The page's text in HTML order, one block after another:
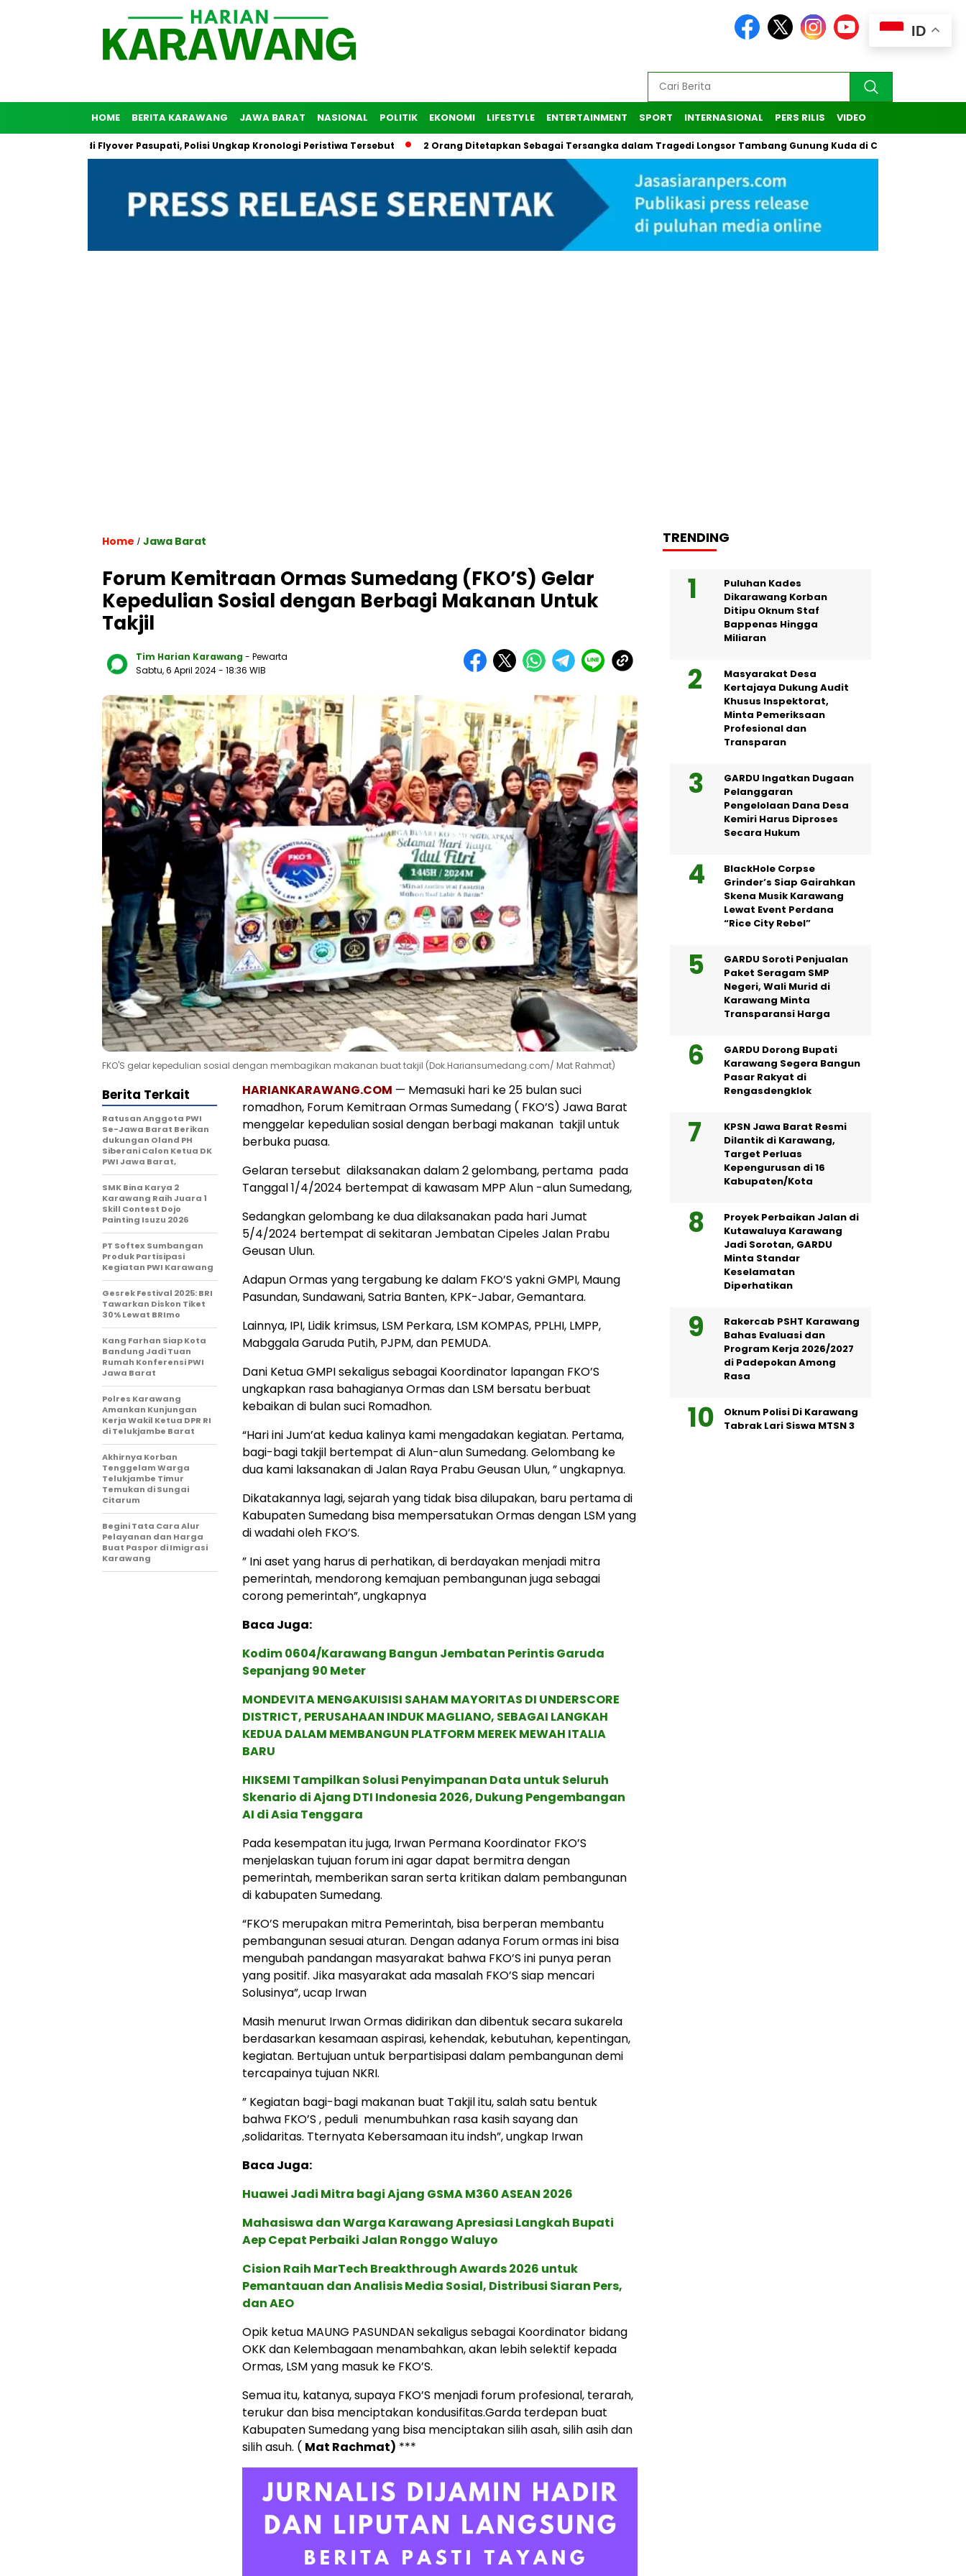
HOME BERITA KARAWANG JAWA BARAT NASIONAL POLITIK EKONOMI LIFESTYLE ENTERTAINMENT SPORT INTERNASIONAL PERS RILIS VIDEO
Diri di Flyover Pasupati, Polisi Ungkap Kronologi Peristiwa Tersebut 2 Orang Ditetapkan Sebagai Tersangka dalam Tragedi Longsor Tambang Gunung Kuda di Cirebon
Home / Jawa Barat
Forum Kemitraan Ormas Sumedang (FKO’S) Gelar
Kepedulian Sosial dengan Berbagi Makanan Untuk
Takjil
Tim Harian Karawang - Pewarta
Sabtu, 6 April 2024- 18:36 WIB
FKO'S gelar kepedulian sosial dengan membagikan makanan buat takjil (Dok.Hariansumedang.com/ Mat Rahmat)
HARIANKARAWANG.COM — Memasuki hari ke 25 bulan suci
romadhon, Forum Kemitraan Ormas Sumedang ( FKO’S) Jawa Barat
menggelar kepedulian sosial dengan berbagi makanan takjil untuk
berbuka puasa.
Gelaran tersebut dilaksanakan dalam 2 gelombang, pertama pada
Tanggal 1/4/2024 bertempat di kawasam MPP Alun -alun Sumedang,
Sedangkan gelombang ke dua dilaksanakan pada hari Jumat
5/4/2024 bertempat di sekitaran Jembatan Cipeles Jalan Prabu
Geusan Ulun.
Adapun Ormas yang tergabung ke dalam FKO’S yakni GMPI, Maung
Pasundan, Sundawani, Satria Banten, KPK-Jabar, Gemantara.
Lainnya, IPI, Lidik krimsus, LSM Perkara, LSM KOMPAS, PPLHI, LMPP,
Mabggala Garuda Putih, PJPM, dan PEMUDA.
Dani Ketua GMPI sekaligus sebagai Koordinator lapangan FKO’S
ungkapkan rasa bahagianya Ormas dan LSM bersatu berbuat
kebaikan di bulan suci Romadhon.
“Hari ini Jum’at kedua kalinya kami mengadakan kegiatan. Pertama,
bagi-bagi takjil bertempat di Alun-alun Sumedang. Gelombang ke
dua kami laksanakan di Jalan Raya Prabu Geusan Ulun, ” ungkapnya.
Dikatakannya lagi, sejarah yang tidak bisa dilupakan, baru pertama di
Kabupaten Sumedang bisa mempersatukan Ormas dengan LSM yang
di wadahi oleh FKO’S.
” Ini aset yang harus di perhatikan, di berdayakan menjadi mitra
pemerintah, mendorong kemajuan pembangunan juga sebagai
corong pemerintah”, ungkapnya
Baca Juga:
Kodim 0604/Karawang Bangun Jembatan Perintis Garuda
Sepanjang 90 Meter
MONDEVITA MENGAKUISISI SAHAM MAYORITAS DI UNDERSCORE
DISTRICT, PERUSAHAAN INDUK MAGLIANO, SEBAGAI LANGKAH
KEDUA DALAM MEMBANGUN PLATFORM MEREK MEWAH ITALIA
BARU
HIKSEMI Tampilkan Solusi Penyimpanan Data untuk Seluruh
Skenario di Ajang DTI Indonesia 2026, Dukung Pengembangan
AI di Asia Tenggara
Pada kesempatan itu juga, Irwan Permana Koordinator FKO’S
menjelaskan tujuan forum ini agar dapat bermitra dengan
pemerintah, memberikan saran serta kritikan dalam pembangunan
di kabupaten Sumedang.
“FKO’S merupakan mitra Pemerintah, bisa berperan membantu
pembangunan sesuai aturan. Dengan adanya Forum ormas ini bisa
mengubah pandangan masyarakat bahwa FKO’S ini punya peran
yang positif. Jika masyarakat ada masalah FKO’S siap mencari
Solusinya”, ucap Irwan
Masih menurut Irwan Ormas didirikan dan dibentuk secara sukarela
berdasarkan kesamaan aspirasi, kehendak, kebutuhan, kepentingan,
kegiatan. Bertujuan untuk berpartisipasi dalam pembangunan demi
tercapainya tujuan NKRI.
” Kegiatan bagi-bagi makanan buat Takjil itu, salah satu bentuk
bahwa FKO’S , peduli menumbuhkan rasa kasih sayang dan
,solidaritas. Tternyata Kebersamaan itu indsh”, ungkap Irwan
Baca Juga:
Huawei Jadi Mitra bagi Ajang GSMA M360 ASEAN 2026
Mahasiswa dan Warga Karawang Apresiasi Langkah Bupati
Aep Cepat Perbaiki Jalan Ronggo Waluyo
Cision Raih MarTech Breakthrough Awards 2026 untuk
Pemantauan dan Analisis Media Sosial, Distribusi Siaran Pers,
dan AEO
Opik ketua MAUNG PASUNDAN sekaligus sebagai Koordinator bidang
OKK dan Kelembagaan menambahkan, akan lebih selektif kepada
Ormas, LSM yang masuk ke FKO’S.
Semua itu, katanya, supaya FKO’S menjadi forum profesional, terarah,
terukur dan bisa menciptakan kondusifitas.Garda terdepan buat
Kabupaten Sumedang yang bisa menciptakan silih asah, silih asih dan
silih asuh. ( Mat Rachmat) ***
Berita Terkait
Ratusan Anggota PWI
Se-Jawa Barat Berikan
dukungan Oland PH
Siberani Calon Ketua DK
PWI Jawa Barat,
SMK Bina Karya 2
Karawang Raih Juara 1
Skill Contest Dojo
Painting Isuzu 2026
PT Softex Sumbangan
Produk Partisipasi
Kegiatan PWI Karawang
Gesrek Festival 2025: BRI
Tawarkan Diskon Tiket
30% Lewat BRImo
Kang Farhan Siap Kota
Bandung Jadi Tuan
Rumah Konferensi PWI
Jawa Barat
Polres Karawang
Amankan Kunjungan
Kerja Wakil Ketua DPR RI
di Telukjambe Barat
Akhirnya Korban
Tenggelam Warga
Telukjambe Timur
Temukan di Sungai
Citarum
Begini Tata Cara Alur
Pelayanan dan Harga
Buat Paspor di Imigrasi
Karawang
TRENDING
Puluhan Kades
Dikarawang Korban
Ditipu Oknum Staf
Bappenas Hingga
Miliaran
Masyarakat Desa
Kertajaya Dukung Audit
Khusus Inspektorat,
Minta Pemeriksaan
Profesional dan
Transparan
GARDU Ingatkan Dugaan
Pelanggaran
Pengelolaan Dana Desa
Kemiri Harus Diproses
Secara Hukum
BlackHole Corpse
Grinder’s Siap Gairahkan
Skena Musik Karawang
Lewat Event Perdana
“Rice City Rebel”
GARDU Soroti Penjualan
Paket Seragam SMP
Negeri, Wali Murid di
Karawang Minta
Transparansi Harga
GARDU Dorong Bupati
Karawang Segera Bangun
Pasar Rakyat di
Rengasdengklok
KPSN Jawa Barat Resmi
Dilantik di Karawang,
Target Perluas
Kepengurusan di 16
Kabupaten/Kota
Proyek Perbaikan Jalan di
Kutawaluya Karawang
Jadi Sorotan, GARDU
Minta Standar
Keselamatan
Diperhatikan
Rakercab PSHT Karawang
Bahas Evaluasi dan
Program Kerja 2026/2027
di Padepokan Among
Rasa
Oknum Polisi Di Karawang
Tabrak Lari Siswa MTSN 3
ID